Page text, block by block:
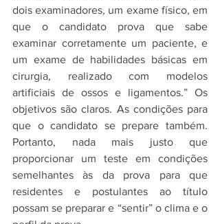
dois examinadores, um exame físico, em
que o candidato prova que sabe
examinar corretamente um paciente, e
um exame de habilidades básicas em
cirurgia, realizado com modelos
artificiais de ossos e ligamentos.” Os
objetivos são claros. As condições para
que o candidato se prepare também.
Portanto, nada mais justo que
proporcionar um teste em condições
semelhantes às da prova para que
residentes e postulantes ao título
possam se preparar e “sentir” o clima e o